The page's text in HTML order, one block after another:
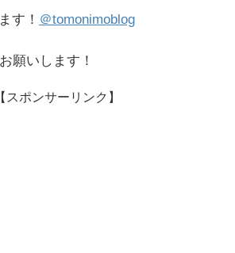
す！ ＠tomonimoblog
願いします！
【スポンサーリンク】